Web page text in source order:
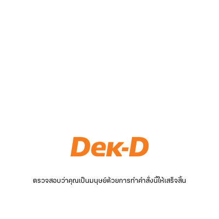
ตรวจสอบว่าคุณเป็นมนุษย์ด้วยการทำคำสั่งนี้ให้เสร็จสิ้น